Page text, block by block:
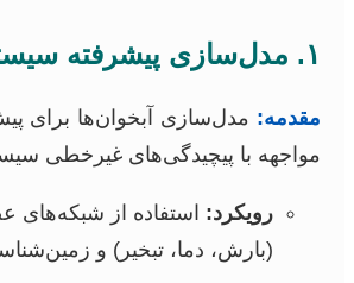
۱. مدل‌سازی پیشرفته سیستم‌های آبخوان با رویکرد یادگیری عمیق
مقدمه: مدل‌سازی آبخوان‌ها برای
مواجهه با پیچیدگی‌های غیرخطی
رویکرد:
(بارش، دما، تبخیر) و